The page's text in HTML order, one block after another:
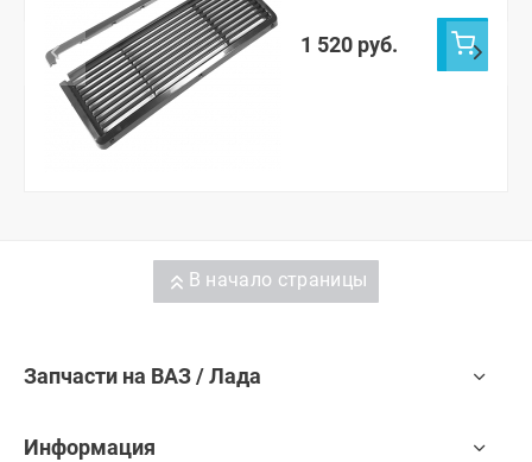
1 520 руб.
В начало страницы
Запчасти на ВАЗ / Лада
Информация